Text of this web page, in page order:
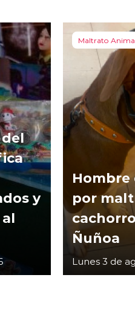
y
Maltrato
Hombre
por
Ñuñoa
Lunes 3 de